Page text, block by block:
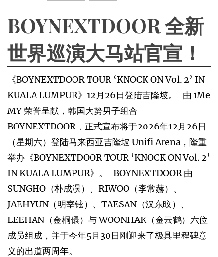
BOYNEXTDOOR 全新
世界巡演大马站官宣！
《BOYNEXTDOOR TOUR ‘KNOCK ON Vol. 2’ IN
KUALA LUMPUR》12月26日登陆吉隆坡。 由 iMe
MY 荣誉呈献，韩国大势男子组合
BOYNEXTDOOR，正式宣布将于2026年12月26日
（星期六）登陆马来西亚吉隆坡 Unifi Arena，隆重
举办《BOYNEXTDOOR TOUR ‘KNOCK ON Vol. 2’
IN KUALA LUMPUR》。 BOYNEXTDOOR 由
SUNGHO（朴成淏）、RIWOO（李常赫）、
JAEHYUN（明宰铉）、TAESAN（汉东旼）、
LEEHAN（金桐儇）与 WOONHAK（金云鹤）六位
成员组成，并于今年5月30日刚迎来了极具里程碑意
义的出道两周年。